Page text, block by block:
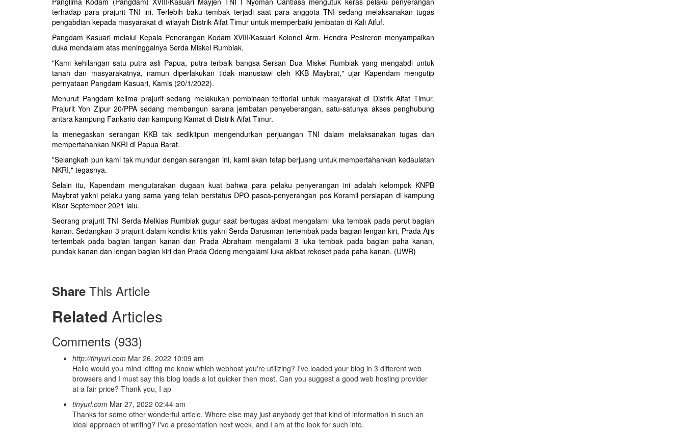
terhadap para prajurit TNI ini. Terlebih baku tembak terjadi saat para anggota TNI sedang melaksanakan tugas
pengabdian kepada masyarakat di wilayah Distrik Aifat Timur untuk memperbaiki jembatan di Kali Aifuf.
Pangdam Kasuari melalui Kepala Penerangan Kodam XVIII/Kasuari Kolonel Arm. Hendra Pesireron menyampaikan
duka mendalam atas meninggalnya Serda Miskel Rumbiak.
"Kami kehilangan satu putra asli Papua, putra terbaik bangsa Sersan Dua Miskel Rumbiak yang mengabdi untuk
tanah dan masyarakatnya, namun diperlakukan tidak manusiawi oleh KKB Maybrat," ujar Kapendam mengutip
pernyataan Pangdam Kasuari, Kamis (20/1/2022).
Menurut Pangdam kelima prajurit sedang melakukan pembinaan teritorial untuk masyarakat di Distrik Aifat Timur.
Prajurit Yon Zipur 20/PPA sedang membangun sarana jembatan penyeberangan, satu-satunya akses penghubung
antara kampung Fankario dan kampung Kamat di Distrik Aifat Timur.
Ia menegaskan serangan KKB tak sedikitpun mengendurkan perjuangan TNI dalam melaksanakan tugas dan
mempertahankan NKRI di Papua Barat.
"Selangkah pun kami tak mundur dengan serangan ini, kami akan tetap berjuang untuk mempertahankan kedaulatan
NKRI," tegasnya.
Selain itu, Kapendam mengutarakan dugaan kuat bahwa para pelaku penyerangan ini adalah kelompok KNPB
Maybrat yakni pelaku yang sama yang telah berstatus DPO pasca-penyerangan pos Koramil persiapan di kampung
Kisor September 2021 lalu.
Seorang prajurit TNI Serda Melkias Rumbiak gugur saat bertugas akibat mengalami luka tembak pada perut bagian
kanan. Sedangkan 3 prajurit dalam kondisi kritis yakni Serda Darusman tertembak pada bagian lengan kiri, Prada Ajis
tertembak pada bagian tangan kanan dan Prada Abraham mengalami 3 luka tembak pada bagian paha kanan,
pundak kanan dan lengan bagian kiri dan Prada Odeng mengalami luka akibat rekoset pada paha kanan. (UWR)
Share This Article
Related Articles
Comments (933)
http://tinyurl.com Mar 26, 2022 10:09 am
Hello would you mind letting me know which webhost you're utilizing? I've loaded your blog in 3 different web
browsers and I must say this blog loads a lot quicker then most. Can you suggest a good web hosting provider
at a fair price? Thank you, I ap
tinyurl.com Mar 27, 2022 02:44 am
Thanks for some other wonderful article. Where else may just anybody get that kind of information in such an
ideal approach of writing? I've a presentation next week, and I am at the look for such info.